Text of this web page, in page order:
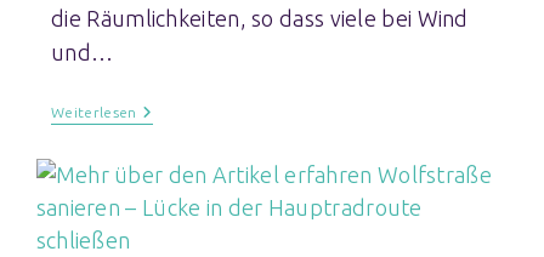
die Räumlichkeiten, so dass viele bei Wind
und…
Weiterlesen